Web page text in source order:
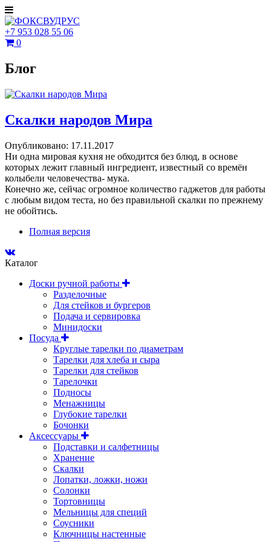
+7 953 028 55 06
0
Блог
Скалки народов Мира
Опубликовано: 17.11.2017
Ни одна мировая кухня не обходится без блюд, в основе
которых лежит главный ингредиент, известный со времён
колыбели человечества- мука.
Конечно же, сейчас огромное количество гаджетов для работы
с любым видом теста, но без правильной скалки по прежнему
не обойтись.
Полная версия
Каталог
Доски ручной работы
Разделочные
Для стейков и бургеров
Подача и сервировка
Минидоски
Посуда
Круглые тарелки по диаметрам
Тарелки для хлеба и сыра
Тарелки для стейков
Тарелочки
Подносы
Менажницы
Глубокие тарелки
Бочонки
Аксессуары
Подставки и салфетницы
Хранение
Скалки
Лопатки, ложки, ножи
Солонки
Тортовницы
Мельницы для специй
Соусники
Ключницы настенные